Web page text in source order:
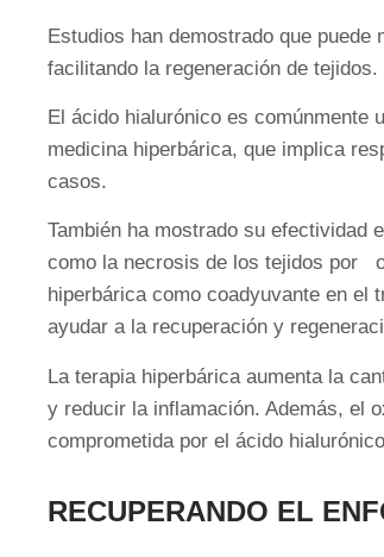
Estudios han demostrado que
facilitando la regeneración de tejidos.
El ácido hialurónico es comúnmente
medicina hiperbárica, que implica
casos.
También ha mostrado su efectividad
como la necrosis de los tejidos por
hiperbárica como coadyuvante en el
ayudar a la recuperación y
La terapia hiperbárica aumenta la
y reducir la inflamación. Además, el
comprometida por el ácido
RECUPERANDO EL